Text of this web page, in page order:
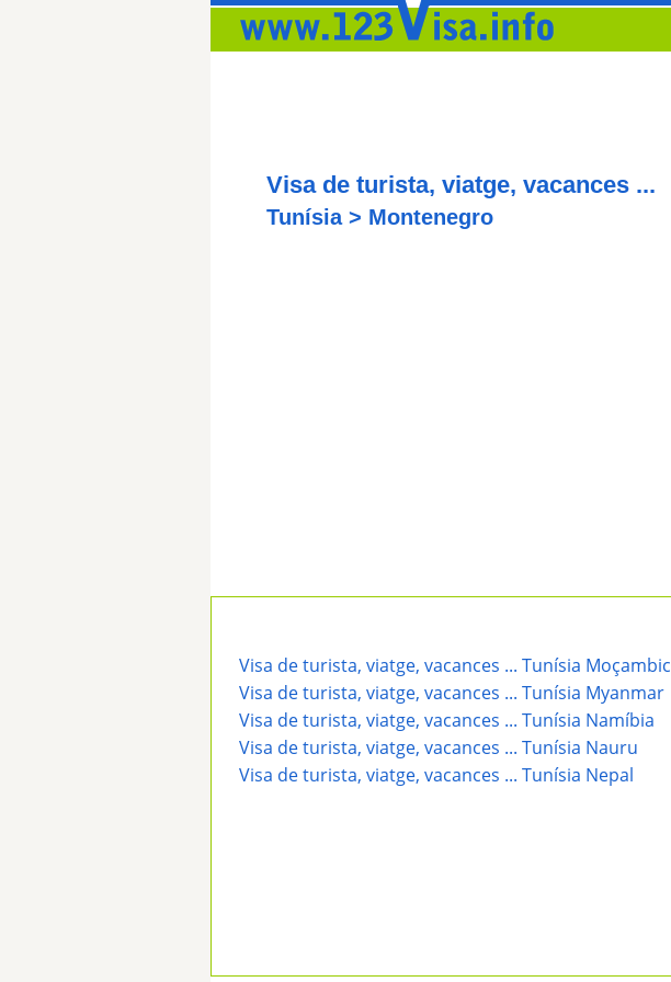
Visa de turista, viatge, vacances ...
Tunísia > Montenegro
Visa de turista, viatge, vacances ... Tunísia Moçambic
Visa de turista, viatge, vacances ... Tunísia Myanmar
Visa de turista, viatge, vacances ... Tunísia Namíbia
Visa de turista, viatge, vacances ... Tunísia Nauru
Visa de turista, viatge, vacances ... Tunísia Nepal